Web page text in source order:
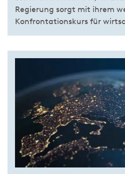
Regierung sorgt mit ihrem
Konfrontationskurs für